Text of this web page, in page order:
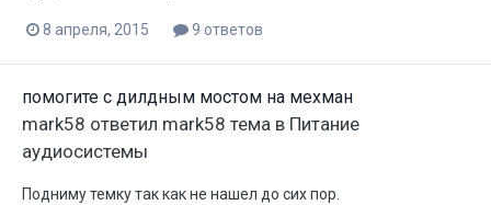
8 апреля, 2015 9 ответов
помогите с дилдным мостом на мехман
mark58 ответил mark58 тема в Питание
аудиосистемы
Подниму темку так как не нашел до сих пор.